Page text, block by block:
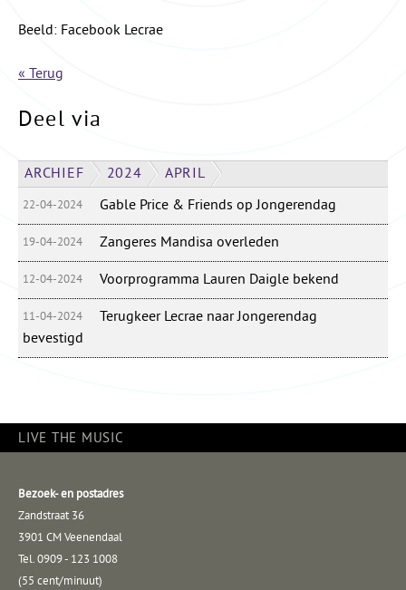
Beeld: Facebook Lecrae
« Terug
Deel via
ARCHIEF 2024 APRIL
22-04-2024 Gable Price & Friends op Jongerendag
19-04-2024 Zangeres Mandisa overleden
12-04-2024 Voorprogramma Lauren Daigle bekend
11-04-2024
Terugkeer Lecrae naar Jongerendag
bevestigd
LIVE THE MUSIC
Bezoek- en postadres
Zandstraat 36
3901 CM Veenendaal
Tel. 0909 - 123 1008
(55 cent/minuut)